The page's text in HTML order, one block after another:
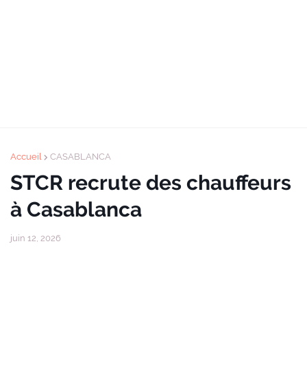
Accueil CASABLANCA
STCR recrute des chauffeurs
à Casablanca
juin 12, 2026